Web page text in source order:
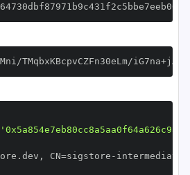
TMqbxKBcpvCZFn30eLm/
, CN=sigstore -